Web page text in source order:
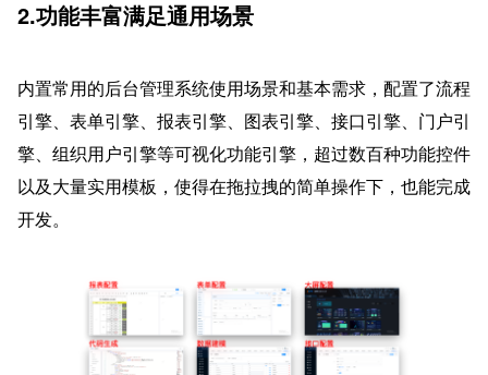
2.功能丰富满足通用场景
内置常用的后台管理系统使用场景和基本需求，配置了流程
引擎、表单引擎、报表引擎、图表引擎、接口引擎、门户引
擎、组织用户引擎等可视化功能引擎，超过数百种功能控件
以及大量实用模板，使得在拖拉拽的简单操作下，也能完成
开发。